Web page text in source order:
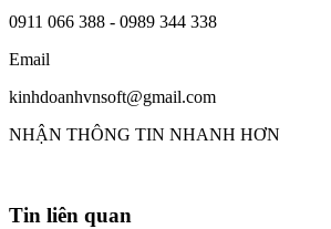
0911 066 388 - 0989 344 338
Email
kinhdoanhvnsoft@gmail.com
NHẬN THÔNG TIN NHANH HƠN
Tin liên quan